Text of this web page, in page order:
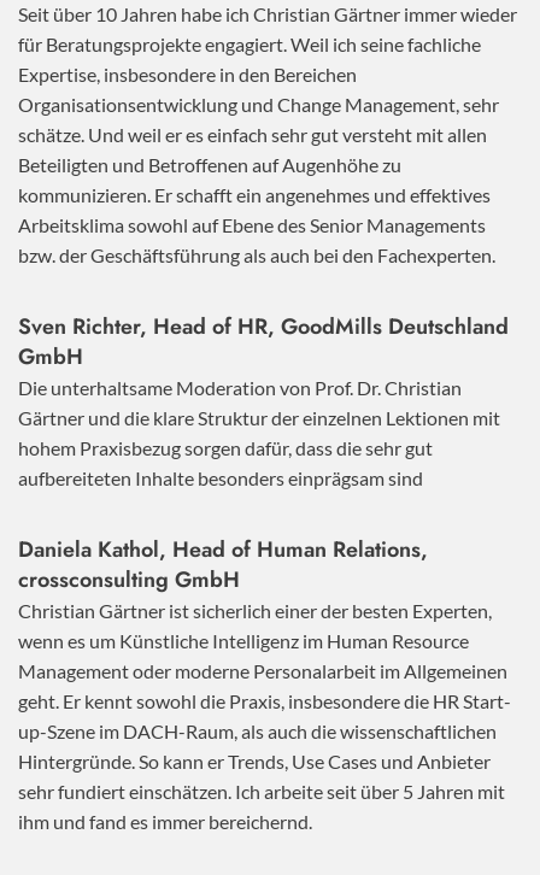
Seit über 10 Jahren habe ich Christian Gärtner immer wieder
für Beratungsprojekte engagiert. Weil ich seine fachliche
Expertise, insbesondere in den Bereichen
Organisationsentwicklung und Change Management, sehr
schätze. Und weil er es einfach sehr gut versteht mit allen
Beteiligten und Betroffenen auf Augenhöhe zu
kommunizieren. Er schafft ein angenehmes und effektives
Arbeitsklima sowohl auf Ebene des Senior Managements
bzw. der Geschäftsführung als auch bei den Fachexperten.
Sven Richter, Head of HR, GoodMills Deutschland
GmbH
Die unterhaltsame Moderation von Prof. Dr. Christian
Gärtner und die klare Struktur der einzelnen Lektionen mit
hohem Praxisbezug sorgen dafür, dass die sehr gut
aufbereiteten Inhalte besonders einprägsam sind
Daniela Kathol, Head of Human Relations,
crossconsulting GmbH
Christian Gärtner ist sicherlich einer der besten Experten,
wenn es um Künstliche Intelligenz im Human Resource
Management oder moderne Personalarbeit im Allgemeinen
geht. Er kennt sowohl die Praxis, insbesondere die HR Start-
up-Szene im DACH-Raum, als auch die wissenschaftlichen
Hintergründe. So kann er Trends, Use Cases und Anbieter
sehr fundiert einschätzen. Ich arbeite seit über 5 Jahren mit
ihm und fand es immer bereichernd.